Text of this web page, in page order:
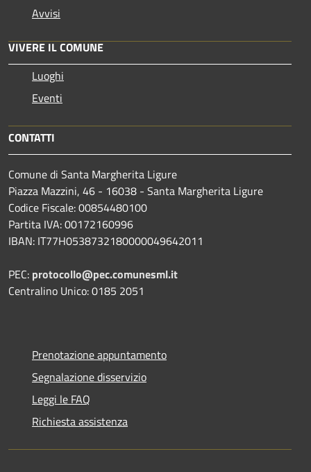
Avvisi
VIVERE IL COMUNE
Luoghi
Eventi
CONTATTI
Comune di Santa Margherita Ligure
Piazza Mazzini, 46 - 16038 - Santa Margherita Ligure
Codice Fiscale: 00854480100
Partita IVA: 00172160996
IBAN: IT77H0538732180000049642011
PEC: protocollo@pec.comunesml.it
Centralino Unico: 0185 2051
Prenotazione appuntamento
Segnalazione disservizio
Leggi le FAQ
Richiesta assistenza